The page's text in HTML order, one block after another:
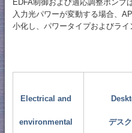
EDFA制御および適応調整ポンプ
入力光パワーが変動する場合、
小化し、パワータイプおよびライ
Electrical and
environmental デス